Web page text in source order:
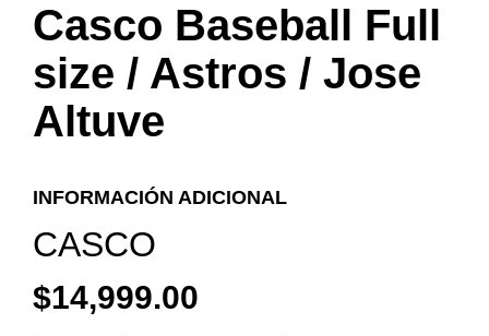
Casco Baseball Full
size / Astros / Jose
Altuve
INFORMACIÓN ADICIONAL
CASCO
$14,999.00